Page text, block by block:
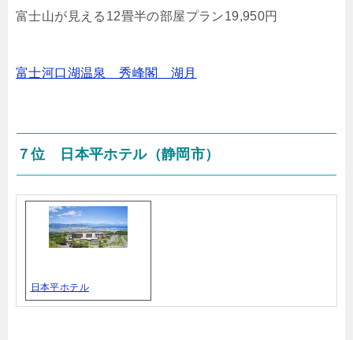
富士山が見える12畳半の部屋プラン19,950円
富士河口湖温泉 秀峰閣 湖月
７位 日本平ホテル（静岡市）
日本平ホテル